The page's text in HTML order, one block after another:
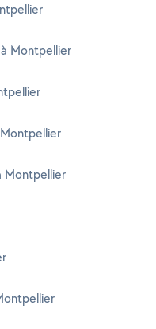
Montpellier
Montpellier